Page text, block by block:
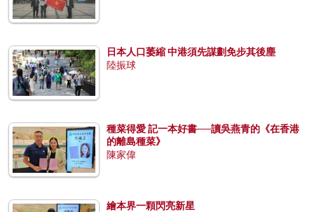
日本人口萎縮 中港須先謀劃免步其後塵
陸振球
種菜得愛 記一本好書──讀吳燕青的《在香港
的離島種菜》
陳家偉
繪本界一顆閃亮新星